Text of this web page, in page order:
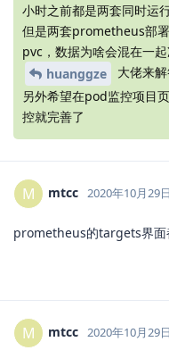
小时之前都是两套同时运
但是两套prometheus部
pvc，数据为啥会混在一
huanggze
大佬来
另外希望在pod监控项目
控就完善了
M mtcc 2020年10月29日
prometheus的targets界面
M mtcc 2020年10月29日